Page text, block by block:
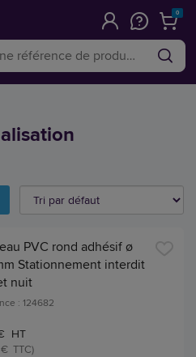
0
PVC rond adhésif ø
Stationnement interdit
nuit
: 124682
HT
TTC)